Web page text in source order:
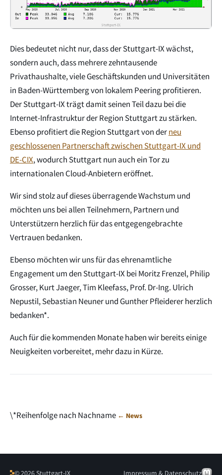
Dies bedeutet nicht nur, dass der Stuttgart-IX wächst,
sondern auch, dass mehrere zehntausende
Privathaushalte, viele Geschäftskunden und Universitäten
in Baden-Württemberg von lokalem Peering profitieren.
Der Stuttgart-IX trägt damit seinen Teil dazu bei die
Internet-Infrastruktur der Region Stuttgart zu stärken.
Ebenso profitiert die Region Stuttgart von derneu
geschlossenen Partnerschaft zwischen Stuttgart-IX und
DE-CIX, wodurch Stuttgart nun auch ein Tor zu
internationalen Cloud-Anbietern eröffnet.
Wir sind stolz auf dieses überragende Wachstum und
möchten uns bei allen Teilnehmern, Partnern und
Unterstützern herzlich für das entgegengebrachte
Vertrauen bedanken.
Ebenso möchten wir uns für das ehrenamtliche
Engagement um den Stuttgart-IX bei Moritz Frenzel, Philip
Grosser, Kurt Jaeger, Tim Kleefass, Prof. Dr-Ing. Ulrich
Nepustil, Sebastian Neuner und Gunther Pfleiderer herzlich
bedanken*.
Auch für die kommenden Monate haben wir bereits einige
Neuigkeiten vorbereitet, mehr dazu in Kürze.
\*Reihenfolge nach Nachname ← News
© 2026 Stuttgart-IX Impressum & Datenschutz